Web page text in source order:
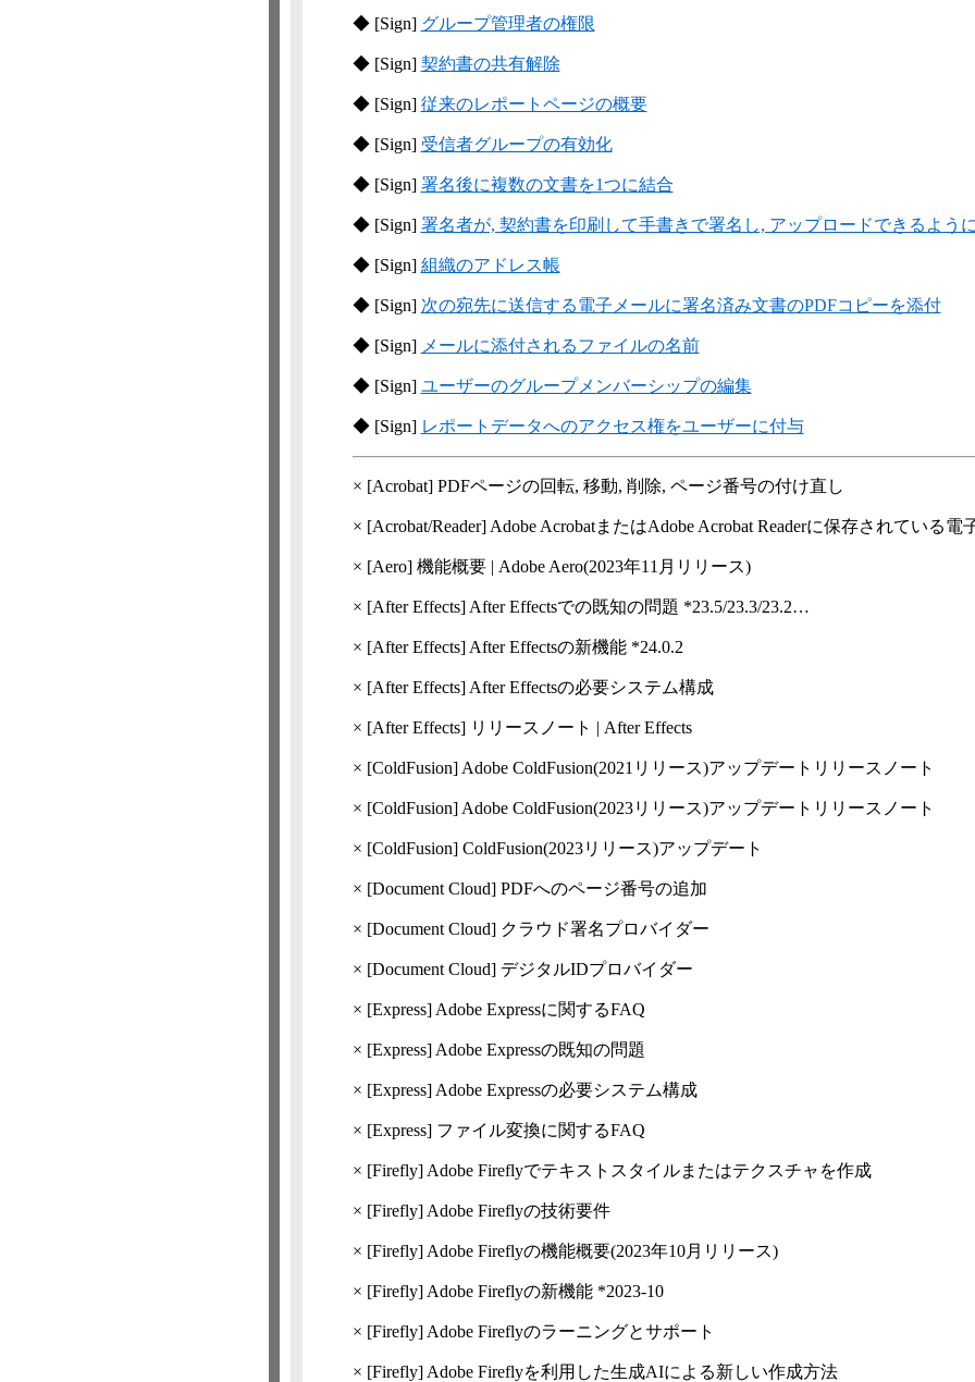
◆ [Sign] グループ管理者の権限
◆ [Sign] 契約書の共有解除
◆ [Sign] 従来のレポートページの概要
◆ [Sign] 受信者グループの有効化
◆ [Sign] 署名後に複数の文書を1つに結合
◆ [Sign] 署名者が, 契約書を印刷して手書きで署名し, アップロードできるよう
◆ [Sign] 組織のアドレス帳
◆ [Sign] 次の宛先に送信する電子メールに署名済み文書のPDFコピーを添付
◆ [Sign] メールに添付されるファイルの名前
◆ [Sign] ユーザーのグループメンバーシップの編集
◆ [Sign] レポートデータへのアクセス権をユーザーに付与
× [Acrobat] PDFページの回転, 移動, 削除, ページ番号の付け直し
× [Acrobat/Reader] Adobe AcrobatまたはAdobe Acrobat Readerに保存されている電
× [Aero] 機能概要 | Adobe Aero(2023年11月リリース)
× [After Effects] After Effectsでの既知の問題 *23.5/​23.3/​23.2…
× [After Effects] After Effectsの新機能 *24.0.2
× [After Effects] After Effectsの必要システム構成
× [After Effects] リリースノート | After Effects
× [ColdFusion] Adobe ColdFusion(2021リリース)アップデートリリースノート
× [ColdFusion] Adobe ColdFusion(2023リリース)アップデートリリースノート
× [ColdFusion] ColdFusion(2023リリース)アップデート
× [Document Cloud] PDFへのページ番号の追加
× [Document Cloud] クラウド署名プロバイダー
× [Document Cloud] デジタルIDプロバイダー
× [Express] Adobe Expressに関するFAQ
× [Express] Adobe Expressの既知の問題
× [Express] Adobe Expressの必要システム構成
× [Express] ファイル変換に関するFAQ
× [Firefly] Adobe Fireflyでテキストスタイルまたはテクスチャを作成
× [Firefly] Adobe Fireflyの技術要件
× [Firefly] Adobe Fireflyの機能概要(2023年10月リリース)
× [Firefly] Adobe Fireflyの新機能 *2023-10
× [Firefly] Adobe Fireflyのラーニングとサポート
× [Firefly] Adobe Fireflyを利用した生成AIによる新しい作成方法